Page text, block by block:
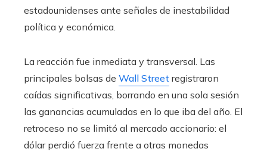
estadounidenses ante señales de inestabilidad
política y económica.
La reacción fue inmediata y transversal. Las
principales bolsas de Wall Street registraron
caídas significativas, borrando en una sola sesión
las ganancias acumuladas en lo que iba del año. El
retroceso no se limitó al mercado accionario: el
dólar perdió fuerza frente a otras monedas